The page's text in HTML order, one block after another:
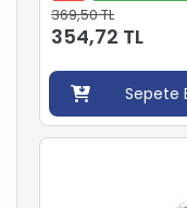
369,50 TL
354,72 TL
Sepete